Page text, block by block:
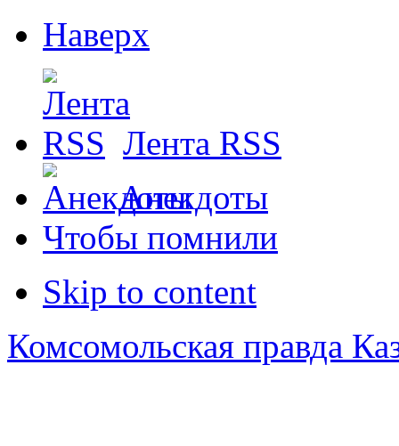
Наверх
Лента RSS
Анекдоты
Чтобы помнили
Skip to content
Комсомольская правда